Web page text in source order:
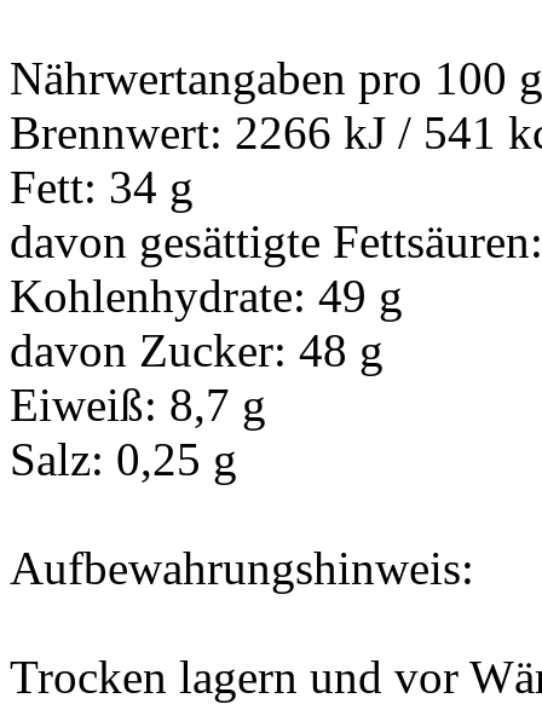
Nährwertangaben pro 100
Brennwert: 2266 kJ / 541
Fett: 34 g
davon gesättigte
Kohlenhydrate: 49 g
davon Zucker: 48 g
Eiweiß: 8,7 g
Salz: 0,25 g
Aufbewahrungshinweis:
Trocken lagern und vor